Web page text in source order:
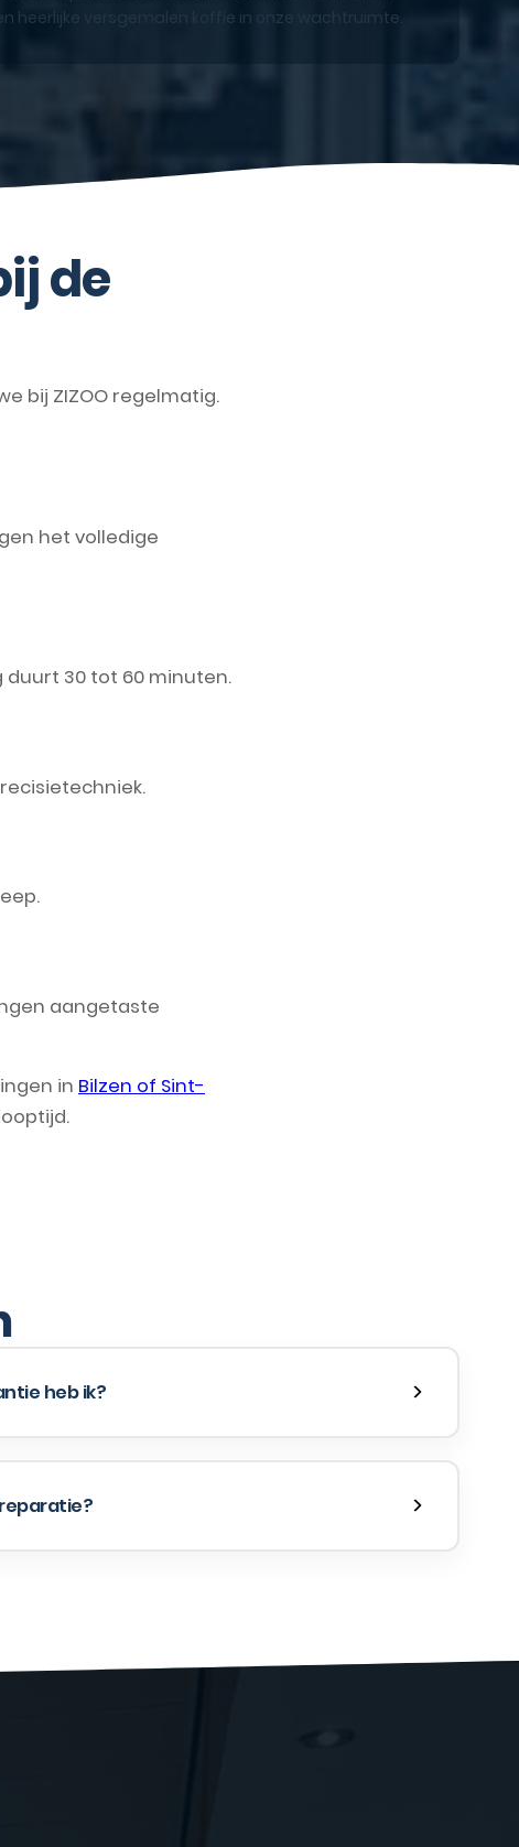
heerlijke versgemalen koffie in onze wachtruimte.
de
bij ZIZOO regelmatig.
het volledige
duurt 30 tot 60 minuten.
aangetaste
in Bilzen of Sint-
heb ik?